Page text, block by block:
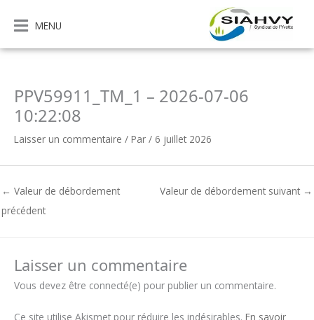
contenu
MENU
PPV59911_TM_1 – 2026-07-06
10:22:08
Laisser un commentaire / Par / 6 juillet 2026
← Valeur de débordement
précédent
Valeur de débordement suivant →
Laisser un commentaire
Vous devez être connecté(e) pour publier un commentaire.
Ce site utilise Akismet pour réduire les indésirables. En savoir